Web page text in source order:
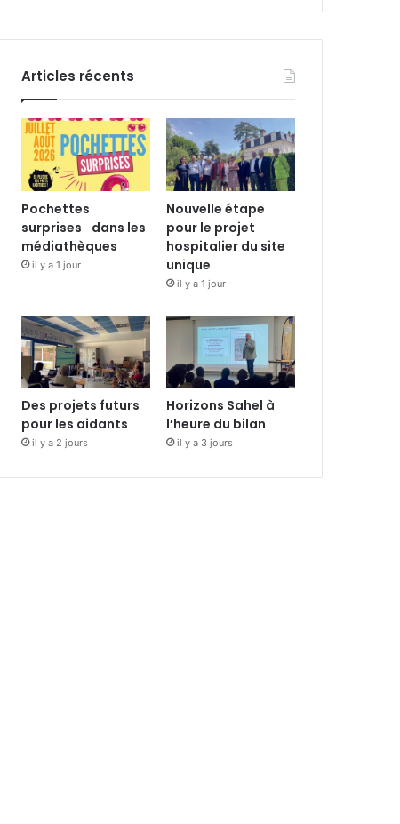
Articles récents
Pochettes
surprises dans les
médiathèques
il y a 1 jour
Nouvelle étape
pour le projet
hospitalier du site
unique
il y a 1 jour
Des projets futurs
pour les aidants
il y a 2 jours
Horizons Sahel à
l’heure du bilan
il y a 3 jours